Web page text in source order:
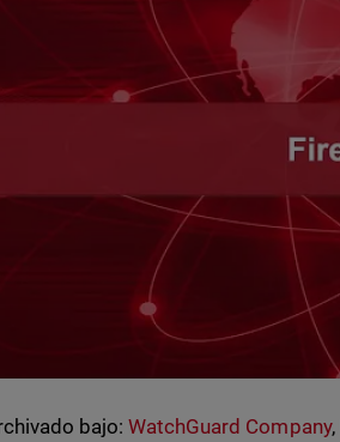
bajo: WatchGuard Company,